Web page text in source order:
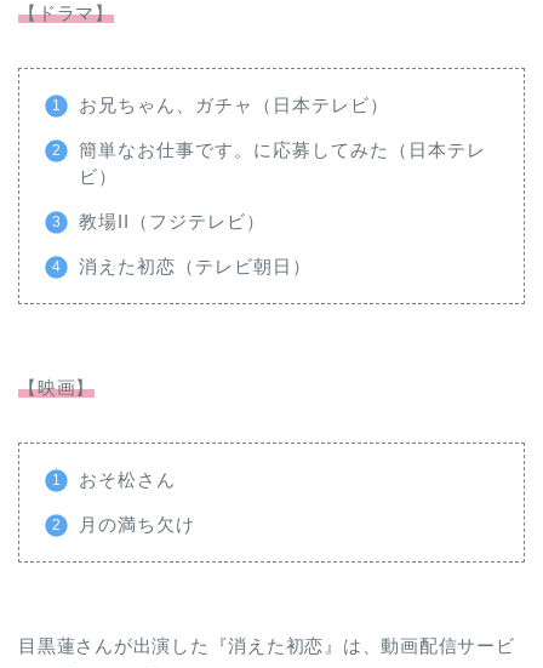
【ドラマ】
お兄ちゃん、ガチャ（日本テレビ）
簡単なお仕事です。に応募してみた（日本テレ
ビ）
教場II（フジテレビ）
消えた初恋（テレビ朝日）
【映画】
おそ松さん
月の満ち欠け
目黒蓮さんが出演した『消えた初恋』は、動画配信サービ